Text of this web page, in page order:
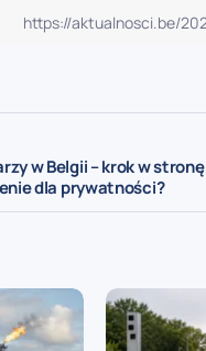
w Belgii – krok w stronę
dla prywatności?